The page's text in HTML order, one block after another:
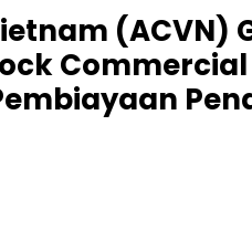
(ACVN)